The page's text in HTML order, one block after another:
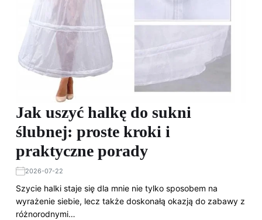
Jak uszyć halkę do sukni
ślubnej: proste kroki i
praktyczne porady
2026-07-22
Szycie halki staje się dla mnie nie tylko sposobem na
wyrażenie siebie, lecz także doskonałą okazją do zabawy z
różnorodnymi…